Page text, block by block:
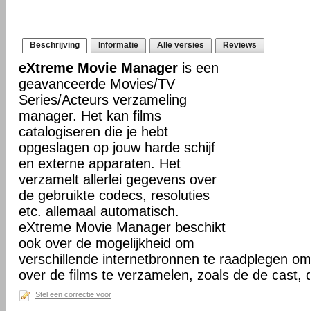
Beschrijving Informatie Alle versies Reviews
eXtreme Movie Manager is een
geavanceerde Movies/TV
Series/Acteurs verzameling
manager. Het kan films
catalogiseren die je hebt
opgeslagen op jouw harde schijf
en externe apparaten. Het
verzamelt allerlei gegevens over
de gebruikte codecs, resoluties
etc. allemaal automatisch.
eXtreme Movie Manager beschikt
ook over de mogelijkheid om
verschillende internetbronnen te raadplegen
over de films te verzamelen, zoals de de cast,
Stel een correctie voor